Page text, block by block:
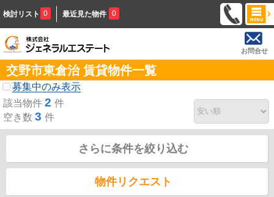
検討リスト 0 最近見た物件 0
お問合せ
交野市東倉治 賃貸物件一覧
募集中のみ表示
該当物件 2 件
空き数 3 件
さらに条件を絞り込む
物件リクエスト